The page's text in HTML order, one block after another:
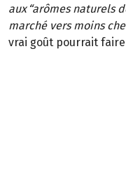
aux “arômes naturels
marché vers moins
vrai goût pourrait faire